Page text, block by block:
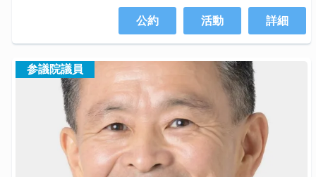
公約 活動 詳細
参議院議員